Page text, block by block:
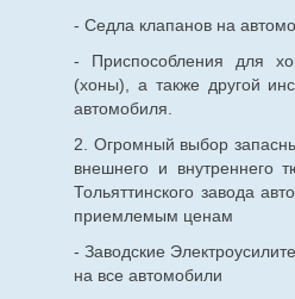
- Седла клапанов на
- Приспособления для
(хоны), а также другой
автомобиля.
2. Огромный выбор
внешнего и внутреннего
Тольяттинского завода
приемлемым ценам
- Заводские
на все автомобили